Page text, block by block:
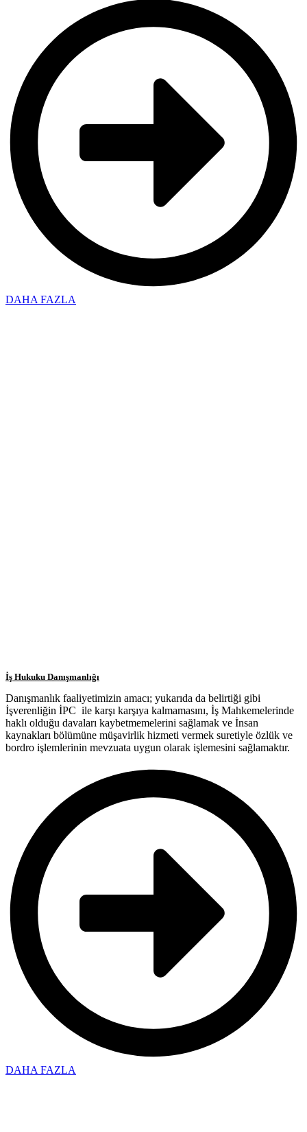
DAHA FAZLA
İş Hukuku Danışmanlığı
Danışmanlık faaliyetimizin amacı; yukarıda da belirtiği gibi
İşverenliğin İPC ile karşı karşıya kalmamasını, İş Mahkemelerinde
haklı olduğu davaları kaybetmemelerini sağlamak ve İnsan
kaynakları bölümüne müşavirlik hizmeti vermek suretiyle özlük ve
bordro işlemlerinin mevzuata uygun olarak işlemesini sağlamaktır.
DAHA FAZLA